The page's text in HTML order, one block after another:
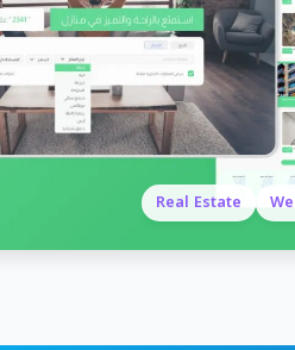
Real Estate